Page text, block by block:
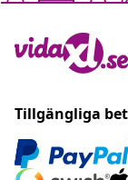
Tillgängliga